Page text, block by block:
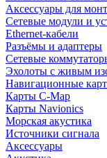
Аксессуары для
Сетевые модули и
Ethernet-кабели
Разъёмы и адаптеры
Сетевые
Эхолоты с живым
Навигационные
Карты C-Map
Карты Navionics
Морская акустика
Источники сигнала
Аксессуары